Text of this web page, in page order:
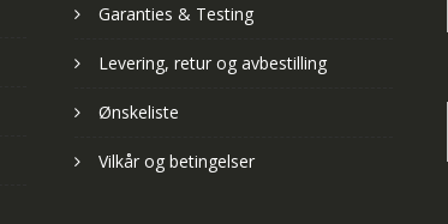
Garanties & Testing
Levering, retur og avbestilling
Ønskeliste
Vilkår og betingelser